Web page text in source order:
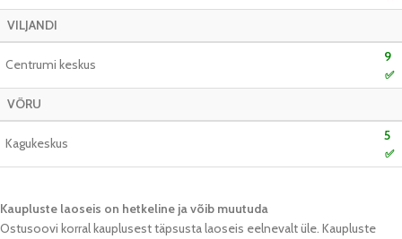
VILJANDI
Centrumi keskus 9
✅
VÕRU
Kagukeskus 5
✅
Kaupluste laoseis on hetkeline ja võib muutuda​
Ostusoovi korral kauplusest täpsusta laoseis eelnevalt üle. Kaupluste